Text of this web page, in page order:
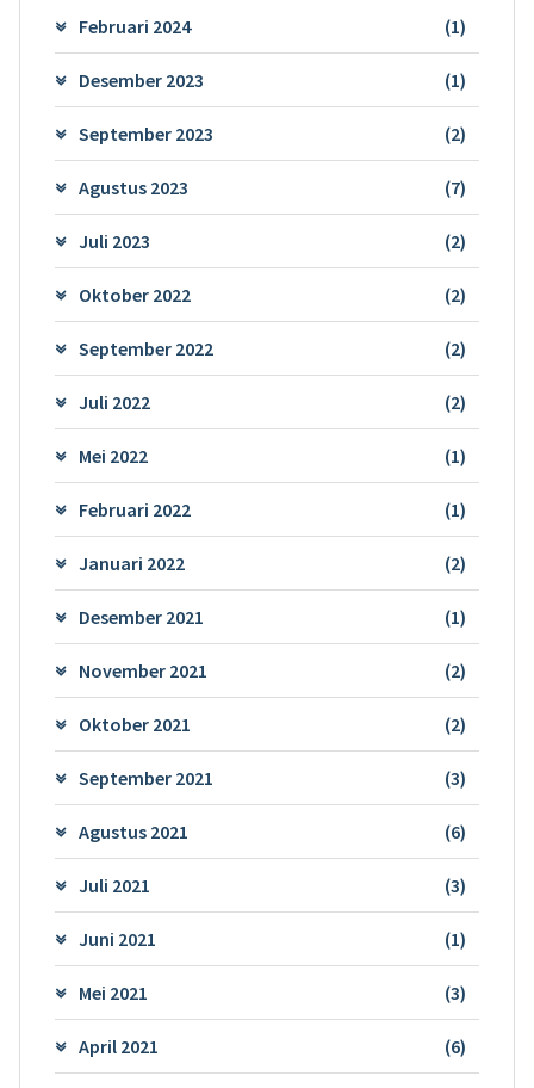
Februari 2024 (1)
Desember 2023 (1)
September 2023 (2)
Agustus 2023 (7)
Juli 2023 (2)
Oktober 2022 (2)
September 2022 (2)
Juli 2022 (2)
Mei 2022 (1)
Februari 2022 (1)
Januari 2022 (2)
Desember 2021 (1)
November 2021 (2)
Oktober 2021 (2)
September 2021 (3)
Agustus 2021 (6)
Juli 2021 (3)
Juni 2021 (1)
Mei 2021 (3)
April 2021 (6)